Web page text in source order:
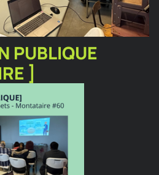
PUBLIQUE
]